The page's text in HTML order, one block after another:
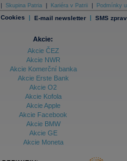
Skupina Patria Kariéra v Patrii Podmínky
Cookies | E-mail newsletter | SMS
Akcie:
Akcie ČEZ
Akcie NWR
Akcie Komerční banka
Akcie Erste Bank
Akcie O2
Akcie Kofola
Akcie Apple
Akcie Facebook
Akcie BMW
Akcie GE
Akcie Moneta